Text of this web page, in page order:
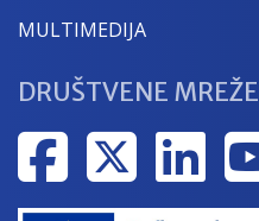
MULTIMEDIJA
DRUŠTVENE MREŽE